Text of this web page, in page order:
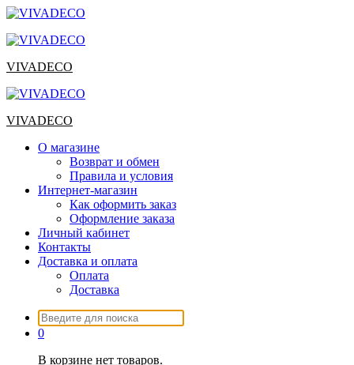
Перейти
содержимому
VIVADECO
VIVADECO
О магазине
Возврат и обмен
Правила и условия
Интернет-магазин
Как оформить заказ
Оформление заказа
Личный кабинет
Контакты
Доставка и оплата
Оплата
Доставка
Искать:
0
В корзине нет товаров.